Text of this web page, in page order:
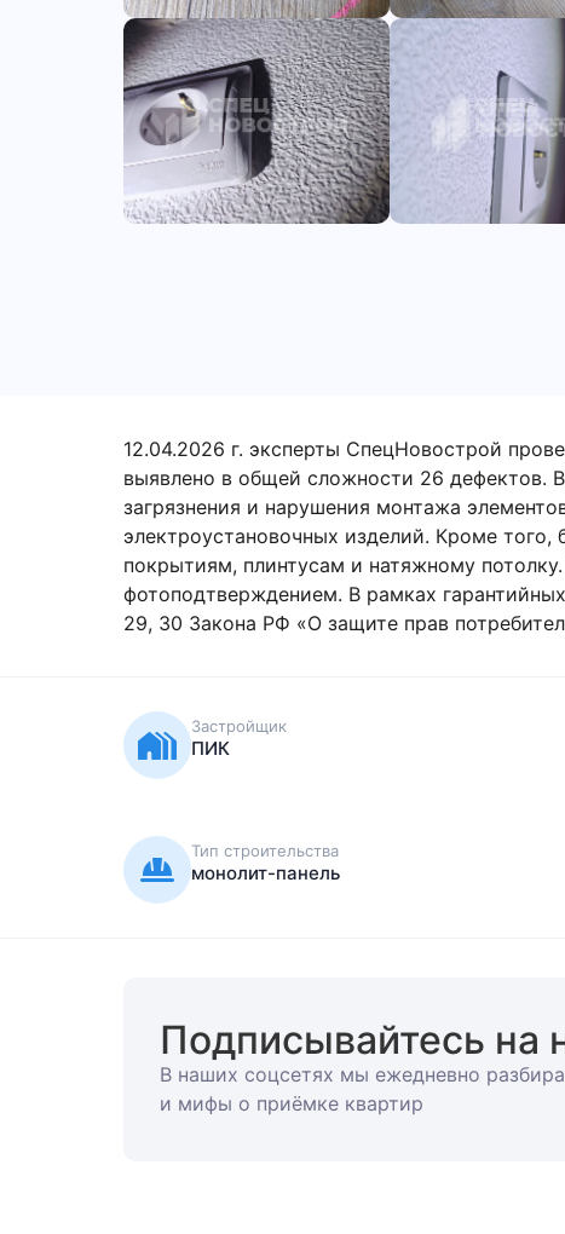
12.04.2026 г. эксперты СпецНовострой
в общей сложности 26 дефектов. В
нарушения монтажа элементов оконного
изделий. Кроме того, были выявлены
натяжному потолку. Все дефекты
обязательств на основании ч. 1, 2 ст. 7
потребителей» застройщик обязан устранить
Застройщик
ПИК
Тип строительства
монолит-панель
Подписывайтесь на
В наших соцсетях мы ежедневно
и мифы о приёмке квартир